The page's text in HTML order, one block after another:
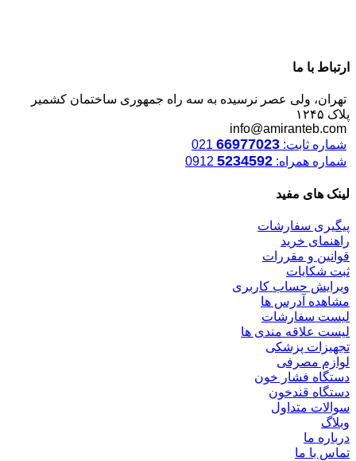
ارتباط با ما
تهران، ولی عصر نرسیده به سه راه جمهوری ساختمان کشمیر
پلاک ۱۲۴۵
info@amiranteb.com
شماره ثابت: 66977023
شماره همراه: 5234592
لینک های مفید
پیگیری سفارشات
راهنمای خرید
قوانین و مقررات
ثبت شکایات
ویرایش حساب کاربری
مشاهده آدرس ها
لیست سفارشات
لیست علاقه مندی ها
تجهیزات پزشکی
لوازم مصرفی
دستگاه فشار خون
دستگاه قندخون
سوالات متداول
وبلاگ
درباره ما
تماس با ما